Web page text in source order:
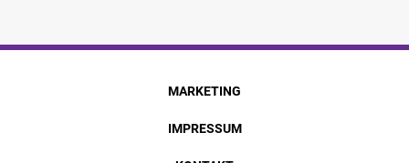
MARKETING
IMPRESSUM